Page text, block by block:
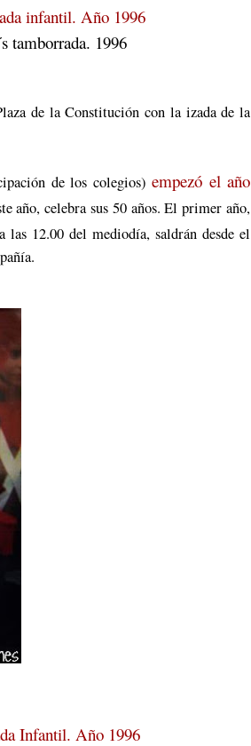
infantil. Año 1996
tamborrada. 1996
de la Constitución con la izada de la
de los colegios)empezó el año
año, celebra sus 50 años. El primer año,
las 12.00 del mediodía, saldrán desde el
Infantil. Año 1996